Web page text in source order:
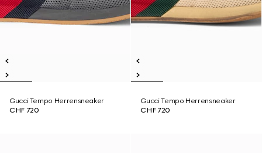
Gucci Tempo Herrensneaker
CHF 720
Gucci Tempo Herrensneaker
CHF 720